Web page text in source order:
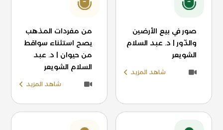
صور في بيع الأرضين
والدّور | د. عبد السلام
الشويعر
شاهد المزيد
من مفردات المذهب
يصح استثناء سواقط
من حيوان | د. عبد
السلام الشويعر
شاهد المزيد